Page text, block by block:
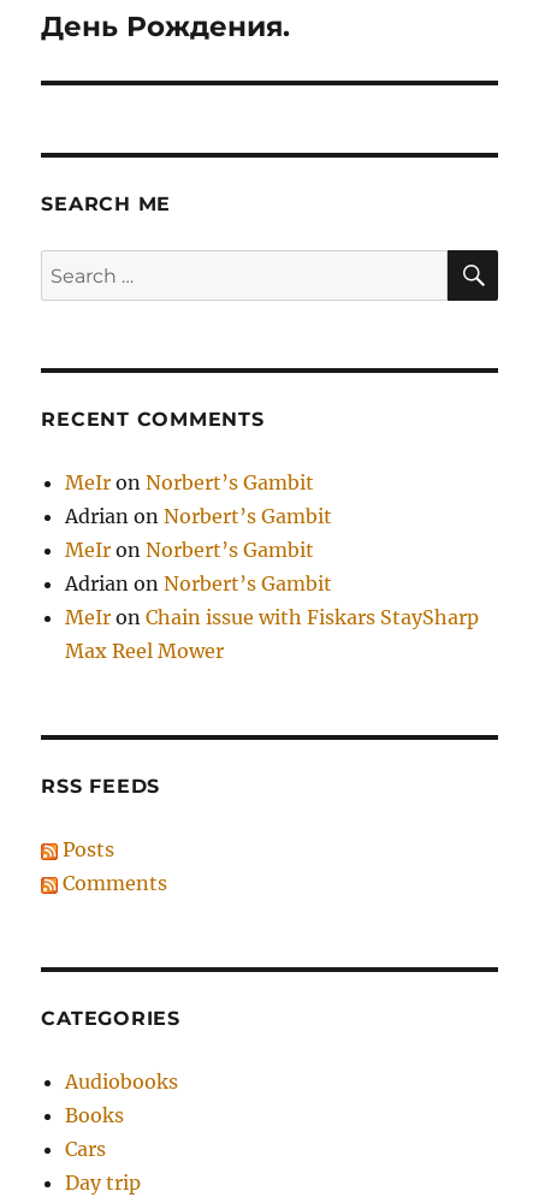
Next
День Рождения.
SEARCH ME
Search
for:
RECENT COMMENTS
MeIr onNorbert’s Gambit
Adrian onNorbert’s Gambit
MeIr onNorbert’s Gambit
Adrian onNorbert’s Gambit
MeIr onChain issue with Fiskars StaySharp
Max Reel Mower
RSS FEEDS
Posts
Comments
CATEGORIES
Audiobooks
Books
Cars
Day trip